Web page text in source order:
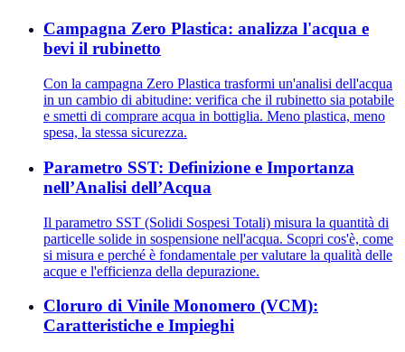
Campagna Zero Plastica: analizza l'acqua e
bevi il rubinetto
Con la campagna Zero Plastica trasformi un'analisi dell'acqua
in un cambio di abitudine: verifica che il rubinetto sia potabile
e smetti di comprare acqua in bottiglia. Meno plastica, meno
spesa, la stessa sicurezza.
Parametro SST: Definizione e Importanza
nell’Analisi dell’Acqua
Il parametro SST (Solidi Sospesi Totali) misura la quantità di
particelle solide in sospensione nell'acqua. Scopri cos'è, come
si misura e perché è fondamentale per valutare la qualità delle
acque e l'efficienza della depurazione.
Cloruro di Vinile Monomero (VCM):
Caratteristiche e Impieghi